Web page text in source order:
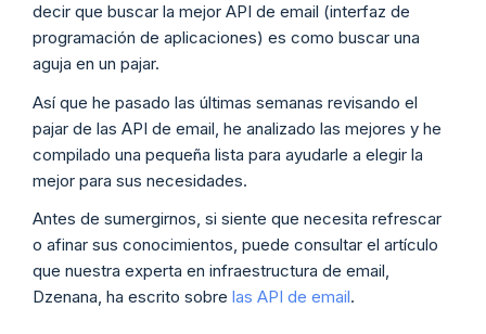
decir que buscar la mejor API de email (interfaz de
programación de aplicaciones) es como buscar una
aguja en un pajar.
Así que he pasado las últimas semanas revisando el
pajar de las API de email, he analizado las mejores y he
compilado una pequeña lista para ayudarle a elegir la
mejor para sus necesidades.
Antes de sumergirnos, si siente que necesita refrescar
o afinar sus conocimientos, puede consultar el artículo
que nuestra experta en infraestructura de email,
Dzenana, ha escrito sobre las API de email.